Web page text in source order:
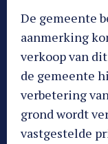
De gemeente
aanmerking
verkoop van
de gemeente
verbetering
grond wordt
vastgestelde